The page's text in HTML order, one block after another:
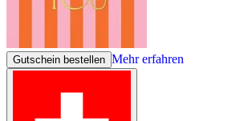
Gutschein bestellen Mehr erfahren